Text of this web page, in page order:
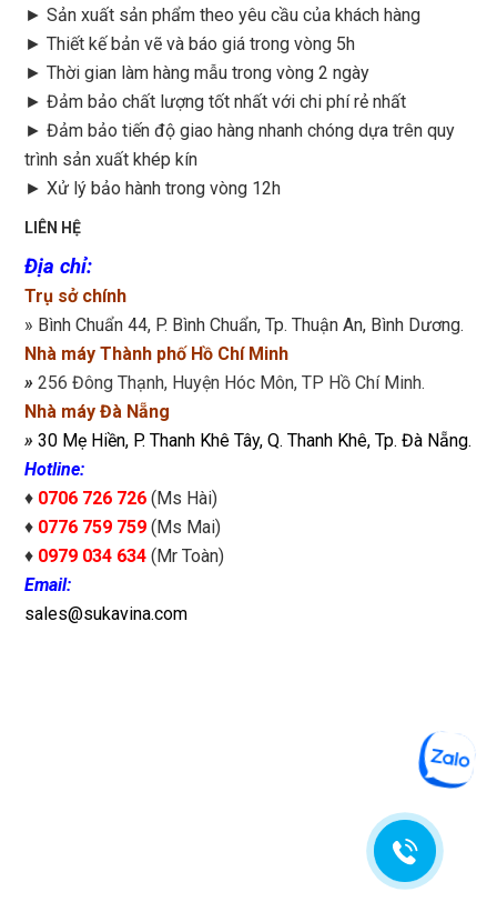
► Sản xuất sản phẩm theo yêu cầu của khách hàng
► Thiết kế bản vẽ và báo giá trong vòng 5h
► Thời gian làm hàng mẫu trong vòng 2 ngày
► Đảm bảo chất lượng tốt nhất với chi phí rẻ nhất
► Đảm bảo tiến độ giao hàng nhanh chóng dựa trên quy
trình sản xuất khép kín
► Xử lý bảo hành trong vòng 12h
LIÊN HỆ
Địa chỉ:
Trụ sở chính
» Bình Chuẩn 44, P. Bình Chuẩn, Tp. Thuận An, Bình Dương.
Nhà máy Thành phố Hồ Chí Minh
» 256 Đông Thạnh, Huyện Hóc Môn, TP Hồ Chí Minh.
Nhà máy Đà Nẵng
» 30 Mẹ Hiền, P. Thanh Khê Tây, Q. Thanh Khê, Tp. Đà Nẵng.
Hotline:
♦ 0706 726 726(Ms Hài)
♦ 0776 759 759(Ms Mai)
♦ 0979 034 634 (Mr Toàn)
Email:
sales@sukavina.com